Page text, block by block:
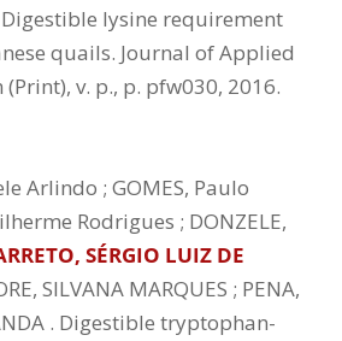
Digestible lysine requirement
quails. Journal of Applied
(Print), v. p., p. pfw030, 2016.
Arlindo ; GOMES, Paulo
Rodrigues ; DONZELE,
SÉRGIO LUIZ DE
SILVANA MARQUES ; PENA,
. Digestible tryptophan-